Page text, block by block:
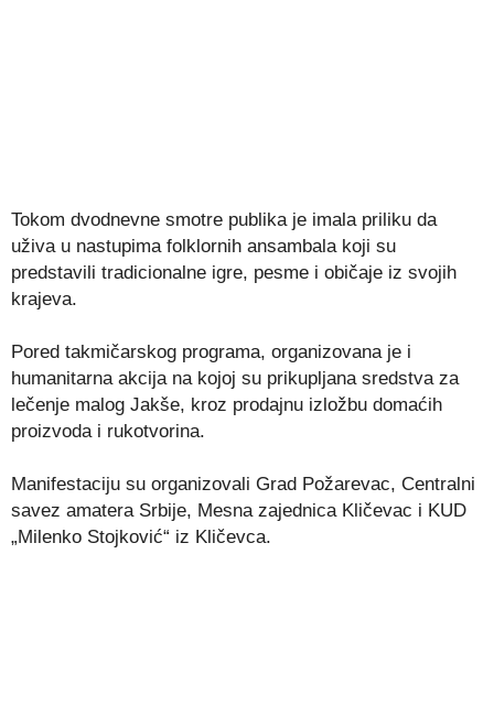
Tokom dvodnevne smotre publika je imala priliku da
uživa u nastupima folklornih ansambala koji su
predstavili tradicionalne igre, pesme i običaje iz svojih
krajeva.
Pored takmičarskog programa, organizovana je i
humanitarna akcija na kojoj su prikupljana sredstva za
lečenje malog Jakše, kroz prodajnu izložbu domaćih
proizvoda i rukotvorina.
Manifestaciju su organizovali Grad Požarevac, Centralni
savez amatera Srbije, Mesna zajednica Kličevac i KUD
„Milenko Stojković“ iz Kličevca.